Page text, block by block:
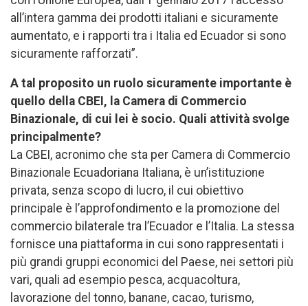
all’intera gamma dei prodotti italiani e sicuramente
aumentato, e i rapporti tra i Italia ed Ecuador si sono
sicuramente rafforzati”.
A tal proposito un ruolo sicuramente importante è
quello della CBEI, la Camera di Commercio
Binazionale, di cui lei è socio. Quali attività svolge
principalmente?
La CBEI, acronimo che sta per Camera di Commercio
Binazionale Ecuadoriana Italiana, è un’istituzione
privata, senza scopo di lucro, il cui obiettivo
principale è l’approfondimento e la promozione del
commercio bilaterale tra l’Ecuador e l’Italia. La stessa
fornisce una piattaforma in cui sono rappresentati i
più grandi gruppi economici del Paese, nei settori più
vari, quali ad esempio pesca, acquacoltura,
lavorazione del tonno, banane, cacao, turismo,